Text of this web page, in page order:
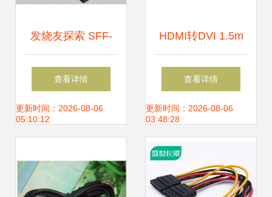
发烧友探索 SFF-
8639/U.2接口转接
卡与转接线精髓指
查看详情
更新时间：2026-08-06
05:10:12
HDMI转DVI 1.5m
无网双环高清线 高
效连接，稳定传输
查看详情
更新时间：2026-08-06
03:48:28